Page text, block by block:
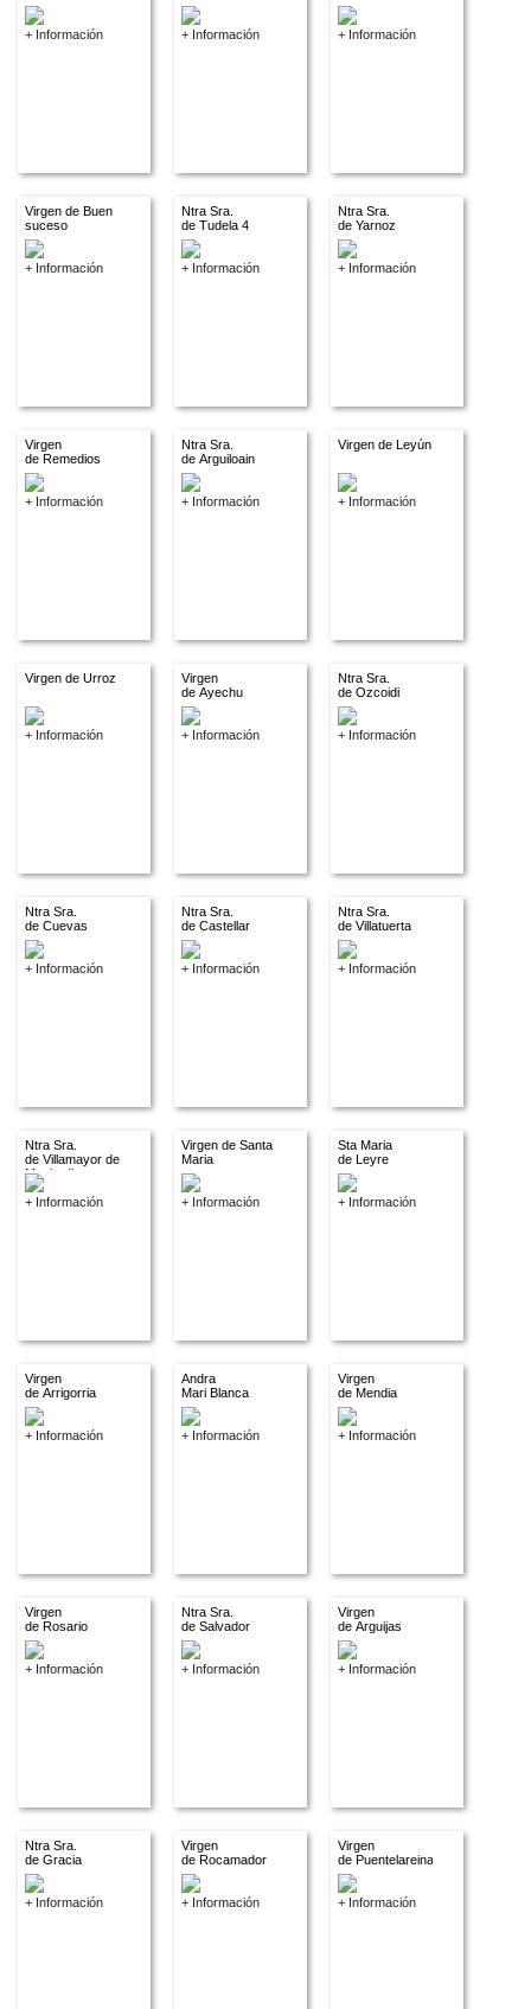
+ Información + Información + Información
Virgen de Buen
suceso
+ Información
Ntra Sra.
de Tudela 4
+ Información
Ntra Sra.
de Yarnoz
+ Información
Virgen
de Remedios
+ Información
Ntra Sra.
de Arguiloain
+ Información
Virgen de Leyún
+ Información
Virgen de Urroz
+ Información
Virgen
de Ayechu
+ Información
Ntra Sra.
de Ozcoidi
+ Información
Ntra Sra.
de Cuevas
+ Información
Ntra Sra.
de Castellar
+ Información
Ntra Sra.
de Villatuerta
+ Información
Ntra Sra.
de Villamayor de
Monjardin
+ Información
Virgen de Santa
Maria
+ Información
Sta Maria
de Leyre
+ Información
Virgen
de Arrigorria
+ Información
Andra
Mari Blanca
+ Información
Virgen
de Mendia
+ Información
Virgen
de Rosario
+ Información
Ntra Sra.
de Salvador
+ Información
Virgen
de Arguijas
+ Información
Ntra Sra.
de Gracia
+ Información
Virgen
de Rocamador
+ Información
Virgen
de Puentelareina
+ Información